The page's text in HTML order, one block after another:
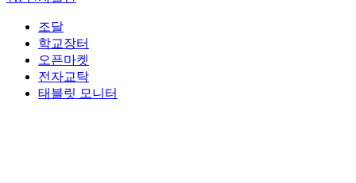
조달
학교장터
오픈마켓
전자교탁
태블릿 모니터